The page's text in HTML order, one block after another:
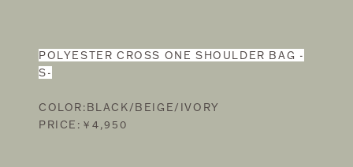
POLYESTER CROSS ONE SHOULDER BAG -
S-
COLOR:BLACK/BEIGE/IVORY
PRICE:￥4,950